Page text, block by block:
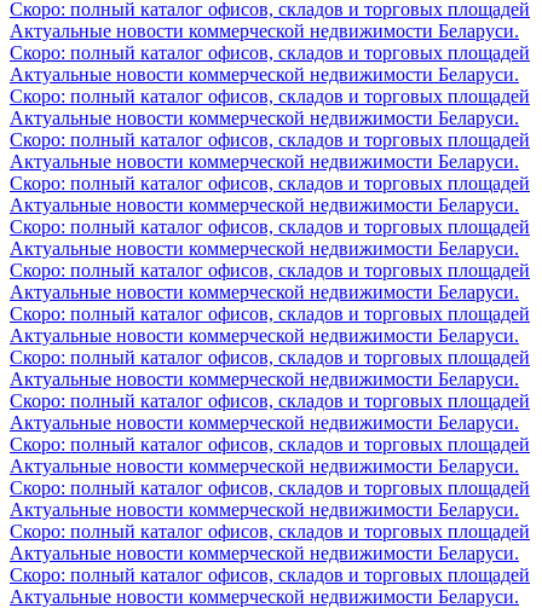
Скоро: полный каталог офисов, складов и торговых площадей
Актуальные новости коммерческой недвижимости Беларуси.
Скоро: полный каталог офисов, складов и торговых площадей
Актуальные новости коммерческой недвижимости Беларуси.
Скоро: полный каталог офисов, складов и торговых площадей
Актуальные новости коммерческой недвижимости Беларуси.
Скоро: полный каталог офисов, складов и торговых площадей
Актуальные новости коммерческой недвижимости Беларуси.
Скоро: полный каталог офисов, складов и торговых площадей
Актуальные новости коммерческой недвижимости Беларуси.
Скоро: полный каталог офисов, складов и торговых площадей
Актуальные новости коммерческой недвижимости Беларуси.
Скоро: полный каталог офисов, складов и торговых площадей
Актуальные новости коммерческой недвижимости Беларуси.
Скоро: полный каталог офисов, складов и торговых площадей
Актуальные новости коммерческой недвижимости Беларуси.
Скоро: полный каталог офисов, складов и торговых площадей
Актуальные новости коммерческой недвижимости Беларуси.
Скоро: полный каталог офисов, складов и торговых площадей
Актуальные новости коммерческой недвижимости Беларуси.
Скоро: полный каталог офисов, складов и торговых площадей
Актуальные новости коммерческой недвижимости Беларуси.
Скоро: полный каталог офисов, складов и торговых площадей
Актуальные новости коммерческой недвижимости Беларуси.
Скоро: полный каталог офисов, складов и торговых площадей
Актуальные новости коммерческой недвижимости Беларуси.
Скоро: полный каталог офисов, складов и торговых площадей
Актуальные новости коммерческой недвижимости Беларуси.